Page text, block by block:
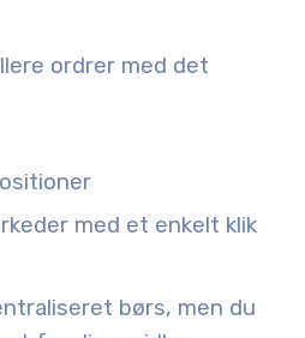
ordrer med det
med et enkelt klik
børs, men du